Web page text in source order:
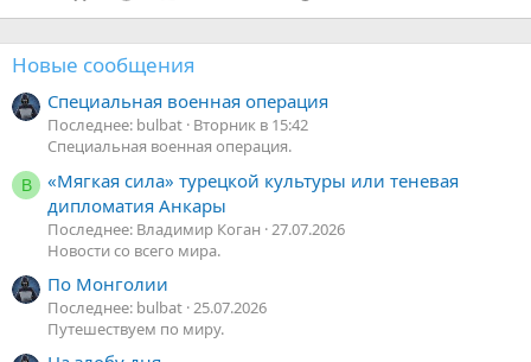
Новые сообщения
Специальная военная операция
Последнее: bulbat Вторник в 15:42
Специальная военная операция.
В
«Мягкая сила» турецкой культуры или теневая
дипломатия Анкары
Последнее: Владимир Коган 27.07.2026
Новости со всего мира.
По Монголии
Последнее: bulbat 25.07.2026
Путешествуем по миру.